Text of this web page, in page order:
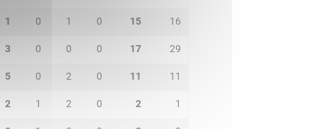
1 0 1 0 15 16
3 0 0 0 17 29
5 0 2 0 11 11
2 1 2 0 2 1